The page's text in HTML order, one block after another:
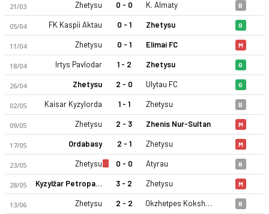
21/03 Zhetysu 0 - 0 K. Almaty B
05/04 FK Kaspii Aktau 0 - 1 Zhetysu G
11/04 Zhetysu 0 - 1 Elimai FC M
18/04 Irtys Pavlodar 1 - 2 Zhetysu G
26/04 Zhetysu 2 - 0 Ulytau FC G
02/05 Kaisar Kyzylorda 1 - 1 Zhetysu B
09/05 Zhetysu 2 - 3 Zhenis Nur-Sultan M
17/05 Ordabasy 2 - 1 Zhetysu M
23/05 Zhetysu 0 - 0 Atyrau B
28/05 Kyzylžar Petropavlovsk 3 - 2 Zhetysu M
13/06 Zhetysu 2 - 2 Okzhetpes Kokshetau B